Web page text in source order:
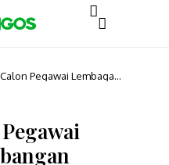
Pegawai Lembaga